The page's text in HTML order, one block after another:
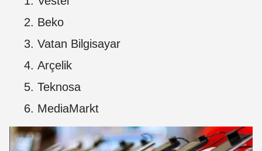
Beko
Vatan Bilgisayar
Arçelik
Teknosa
MediaMarkt